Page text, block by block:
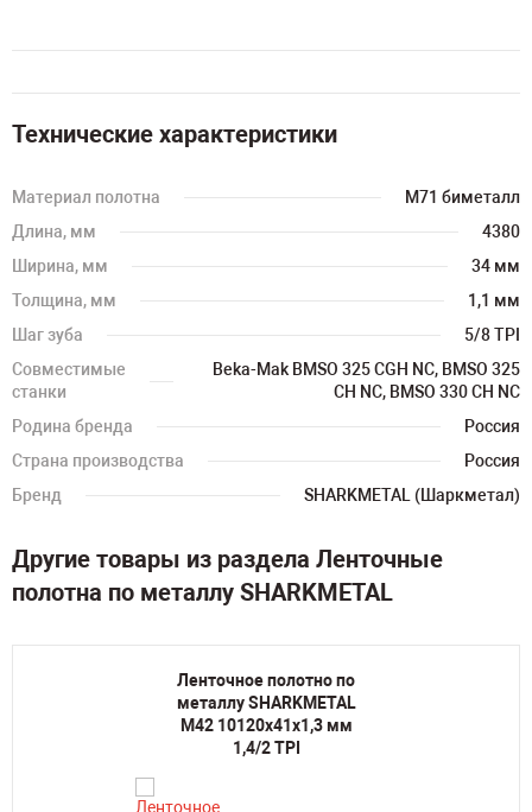
Технические характеристики
Материал полотна
M71 биметалл
Длина, мм
4380
Ширина, мм
34 мм
Толщина, мм
1,1 мм
Шаг зуба
5/8 TPI
Совместимые
станки
Beka-Mak BMSO 325 CGH NC, BMSO 325
CH NC, BMSO 330 CH NC
Родина бренда
Россия
Страна производства
Россия
Бренд
SHARKMETAL (Шаркметал)
Другие товары из раздела Ленточные
полотна по металлу SHARKMETAL
Ленточное полотно по
металлу SHARKMETAL
M42 10120х41х1,3 мм
1,4/2 TPI